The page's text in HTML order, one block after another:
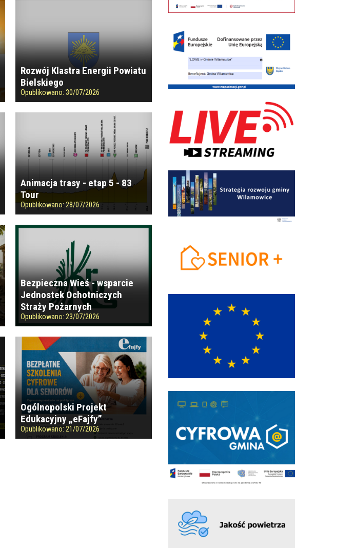
Rozwój Klastra Energii Powiatu
Bielskiego
Opublikowano:30/07/2026
Animacja trasy - etap 5 - 83
Tour
Opublikowano:28/07/2026
Bezpieczna Wieś - wsparcie
Jednostek Ochotniczych
Straży Pożarnych
Opublikowano:23/07/2026
Ogólnopolski Projekt
Edukacyjny „eFajfy”
Opublikowano:21/07/2026